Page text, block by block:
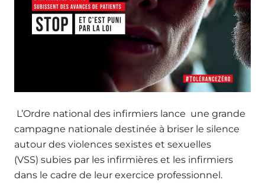
L’Ordre national des infirmiers lance une grande
campagne nationale destinée à briser le silence
autour des violences sexistes et sexuelles
(VSS) subies par les infirmières et les infirmiers
dans le cadre de leur exercice professionnel.